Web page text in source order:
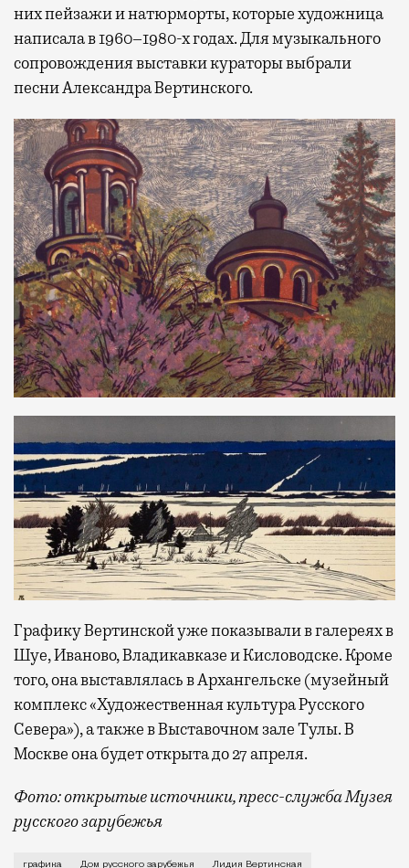
них пейзажи и натюрморты, которые художница
написала в 1960–1980-х годах. Для музыкального
сопровождения выставки кураторы выбрали
песни Александра Вертинского.
Графику Вертинской уже показывали в галереях в
Шуе, Иваново, Владикавказе и Кисловодске. Кроме
того, она выставлялась в Архангельске (музейный
комплекс «Художественная культура Русского
Севера»), а также в Выставочном зале Тулы. В
Москве она будет открыта до 27 апреля.
Фото: открытые источники, пресс-служба Музея
русского зарубежья
графика Дом русского зарубежья Лидия Вертинская